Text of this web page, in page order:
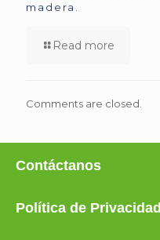
madera.
Read more
Comments are closed.
Contáctanos
Política de Privacidad